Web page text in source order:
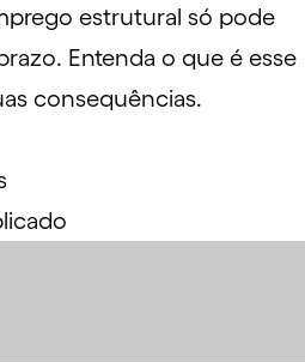
estrutural só pode
Entenda o que é esse
consequências.